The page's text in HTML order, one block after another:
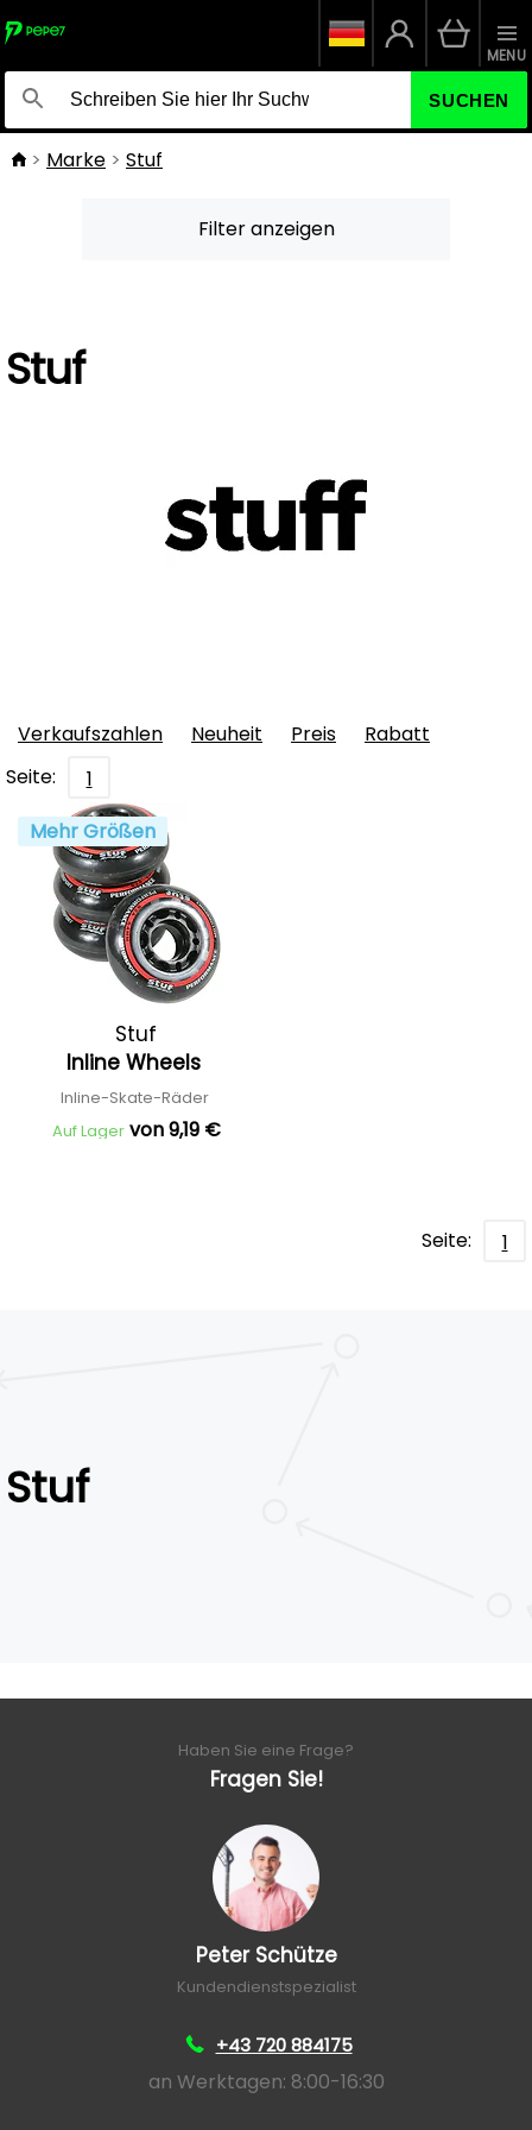
SUCHEN
MENU
Marke Stuf
Filter anzeigen
Stuf
Verkaufszahlen Neuheit Preis
Rabatt
Seite:
1
Mehr Größen
Stuf
Inline Wheels
Inline-Skate-Räder
Auf Lager von 9,19 €
Seite: 1
Stuf
Haben Sie eine Frage?
Fragen Sie!
Peter Schütze
Kundendienstspezialist
+43 720 884175
an Werktagen: 8:00-16:30